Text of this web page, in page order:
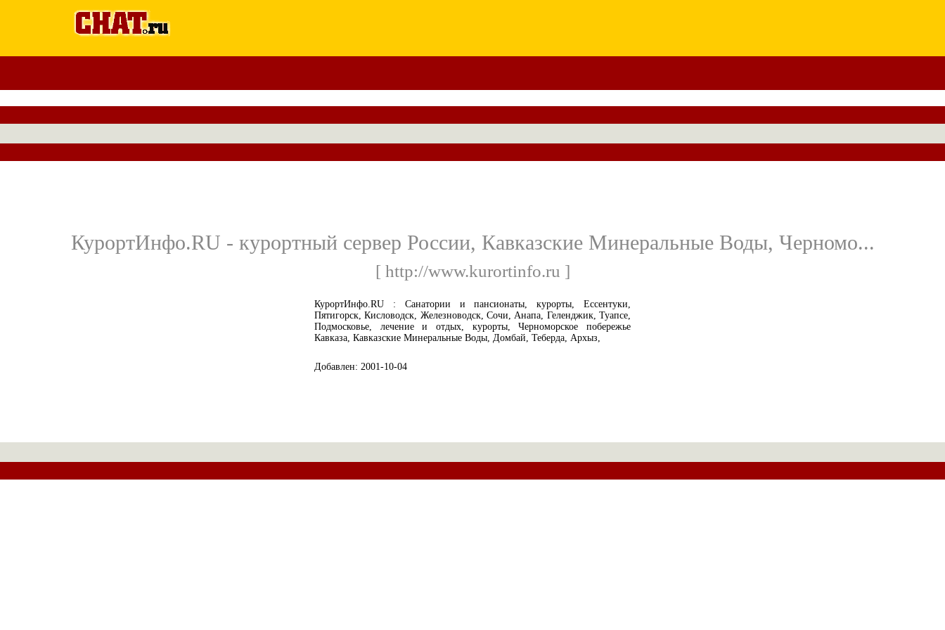
КурортИнфо.RU - курортный сервер России, Кавказские Минеральные Воды, Черномо...
[ http://www.kurortinfo.ru ]
КурортИнфо.RU : Санатории и пансионаты, курорты, Ессентуки,
Пятигорск, Кисловодск, Железноводск, Сочи, Анапа, Геленджик, Туапсе,
Подмосковье, лечение и отдых, курорты, Черноморское побережье
Кавказа, Кавказские Минеральные Воды, Домбай, Теберда, Архыз,
Добавлен: 2001-10-04